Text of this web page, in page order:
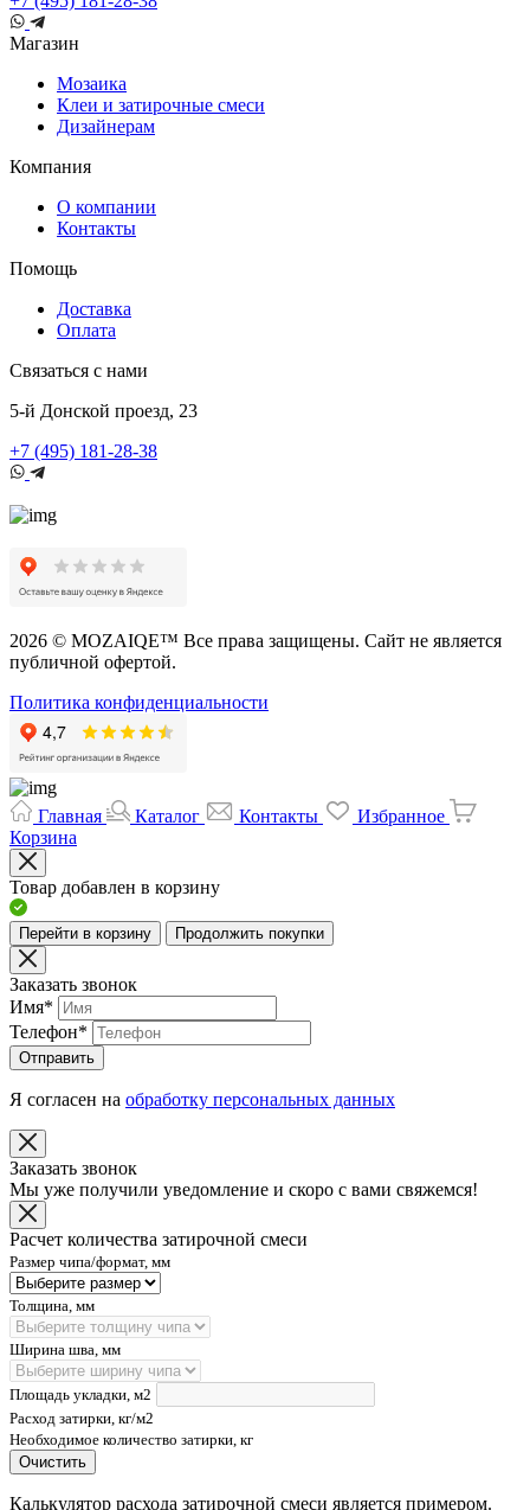
Магазин
Мозаика
Клеи и затирочные смеси
Дизайнерам
Компания
О компании
Контакты
Помощь
Доставка
Оплата
Связаться с нами
5-й Донской проезд, 23
+7 (495) 181-28-38
2026 © MOZAIQE™ Все права защищены. Сайт не является
публичной офертой.
Политика конфиденциальности
Главная Каталог Контакты
Избранное
Корзина
Товар добавлен в корзину
Перейти в корзину Продолжить покупки
Заказать звонок
Имя*
Телефон*
Отправить
Я согласен на обработку персональных данных
Заказать звонок
Мы уже получили уведомление и скоро с вами свяжемся!
Расчет количества затирочной смеси
Размер чипа/формат, мм
Толщина, мм
Ширина шва, мм
Площадь укладки, м2
Расход затирки, кг/м2
Необходимое количество затирки, кг
Очистить
Калькулятор расхода затирочной смеси является примером.